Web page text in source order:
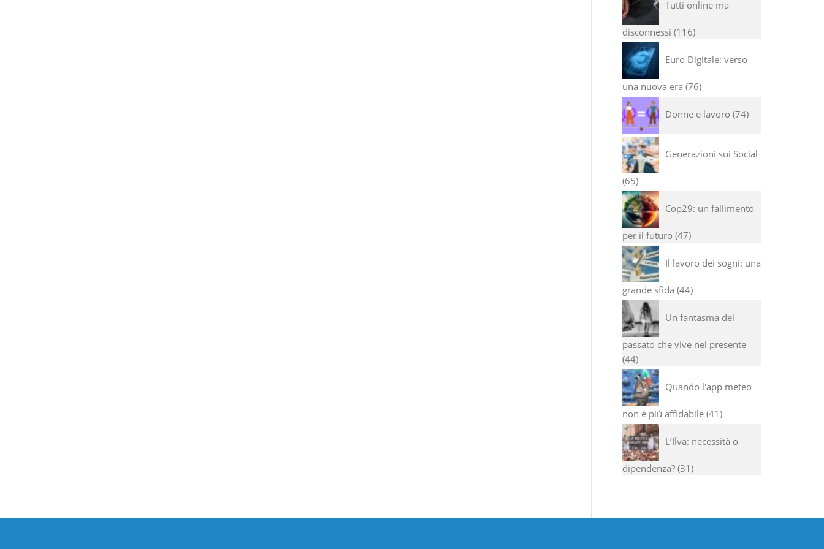
Tutti online ma
disconnessi 116
Euro Digitale: verso
una nuova era 76
Donne e lavoro 74
Generazioni sui Social
65
Cop29: un fallimento
per il futuro 47
Il lavoro dei sogni: una
grande sfida 44
Un fantasma del
passato che vive nel presente
44
Quando l'app meteo
non è più affidabile 41
L’Ilva: necessità o
dipendenza? 31